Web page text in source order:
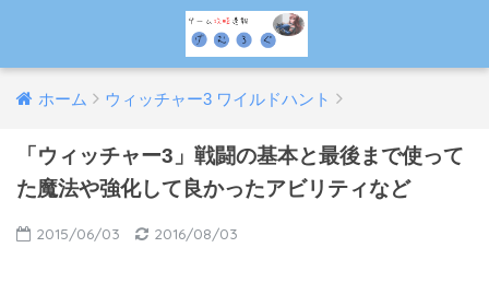
ホーム ウィッチャー3 ワイルドハント
「ウィッチャー3」戦闘の基本と最後まで使って
た魔法や強化して良かったアビリティなど
2015/06/03 2016/08/03